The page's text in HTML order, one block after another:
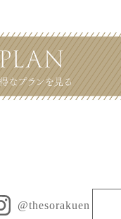
@thesorakuen